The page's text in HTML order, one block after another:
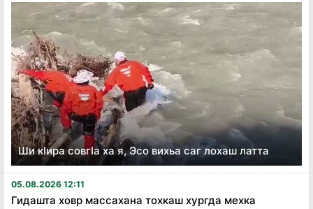
Ши кӏира совгӏа ха я, Эсо вихьа саг лохаш латта
05.08.2026 12:11
Гидашта ховр массахана тохкаш хургда мехка